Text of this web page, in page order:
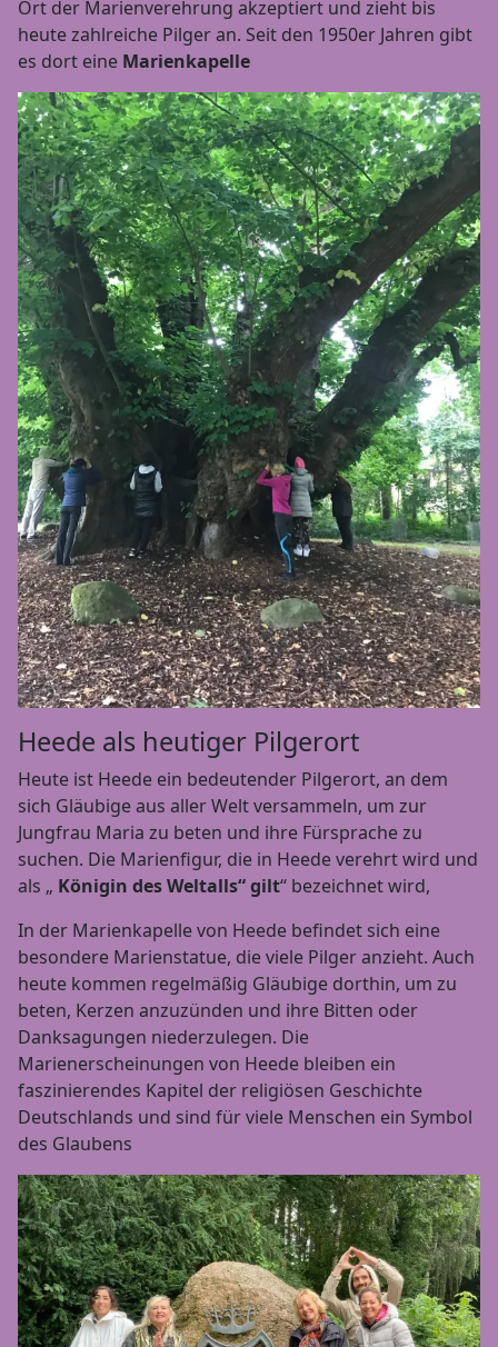
Ort der Marienverehrung akzeptiert und zieht bis
heute zahlreiche Pilger an. Seit den 1950er Jahren gibt
es dort eine Marienkapelle
Heede als heutiger Pilgerort
Heute ist Heede ein bedeutender Pilgerort, an dem
sich Gläubige aus aller Welt versammeln, um zur
Jungfrau Maria zu beten und ihre Fürsprache zu
suchen. Die Marienfigur, die in Heede verehrt wird und
als „ Königin des Weltalls“ gilt“ bezeichnet wird,
In der Marienkapelle von Heede befindet sich eine
besondere Marienstatue, die viele Pilger anzieht. Auch
heute kommen regelmäßig Gläubige dorthin, um zu
beten, Kerzen anzuzünden und ihre Bitten oder
Danksagungen niederzulegen. Die
Marienerscheinungen von Heede bleiben ein
faszinierendes Kapitel der religiösen Geschichte
Deutschlands und sind für viele Menschen ein Symbol
des Glaubens